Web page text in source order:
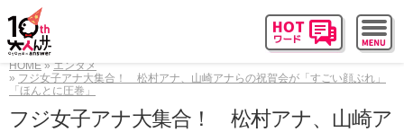
HOME
エンタメ
フジ女子アナ大集合！ 松村アナ、山崎アナらの祝賀会が「すごい顔ぶれ」
「ほんとに圧巻」
フジ女子アナ大集合！ 松村アナ、山崎ア